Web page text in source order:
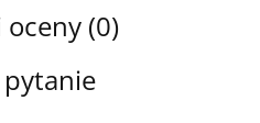
(0)